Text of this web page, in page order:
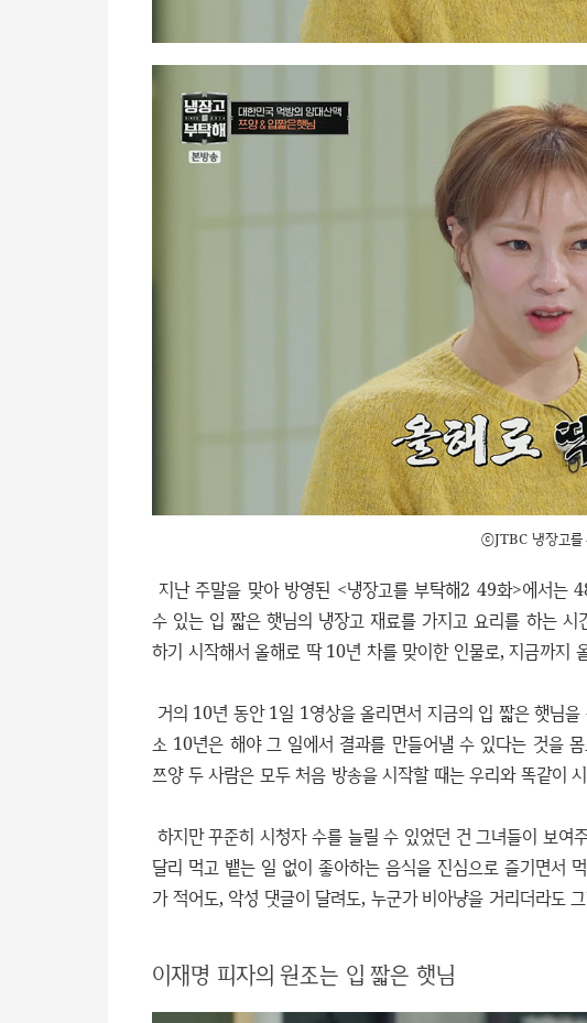
ⓒJTBC 냉장고를
지난 주말을 맞아 방영된 <냉장고를 부탁해2 49화>에서는
수 있는 입 짧은 햇님의 냉장고 재료를 가지고 요리를 하는
하기 시작해서 올해로 딱 10년 차를 맞이한 인물로, 지금까지
거의 10년 동안 1일 1영상을 올리면서 지금의 입 짧은 햇님
소 10년은 해야 그 일에서 결과를 만들어낼 수 있다는 것을
쯔양 두 사람은 모두 처음 방송을 시작할 때는 우리와 똑같이
하지만 꾸준히 시청자 수를 늘릴 수 있었던 건 그녀들이 보여
달리 먹고 뱉는 일 없이 좋아하는 음식을 진심으로 즐기면서
가 적어도, 악성 댓글이 달려도, 누군가 비아냥을 거리더라도
이재명 피자의 원조는 입 짧은 햇님